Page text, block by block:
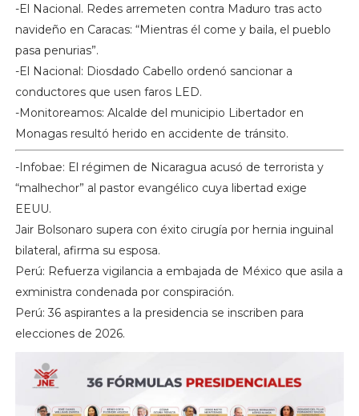
-El Nacional. Redes arremeten contra Maduro tras acto
navideño en Caracas: “Mientras él come y baila, el pueblo
pasa penurias”.
-El Nacional: Diosdado Cabello ordenó sancionar a
conductores que usen faros LED.
-Monitoreamos: Alcalde del municipio Libertador en
Monagas resultó herido en accidente de tránsito.
-Infobae: El régimen de Nicaragua acusó de terrorista y
“malhechor” al pastor evangélico cuya libertad exige
EEUU.
Jair Bolsonaro supera con éxito cirugía por hernia inguinal
bilateral, afirma su esposa.
Perú: Refuerza vigilancia a embajada de México que asila a
exministra condenada por conspiración.
Perú: 36 aspirantes a la presidencia se inscriben para
elecciones de 2026.